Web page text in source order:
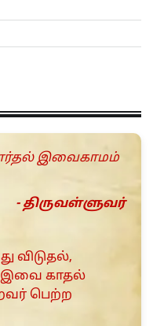
இவைகாமம்
- திருவள்ளுவர்
விடுதல்,
இவை காதல்
பெற்ற